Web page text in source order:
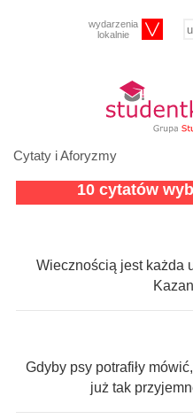
wydarzenia
lokalnie
Cytaty i Aforyzmy
10 cytatów
Wiecznością jest każda
Gdyby psy potrafiły
już tak